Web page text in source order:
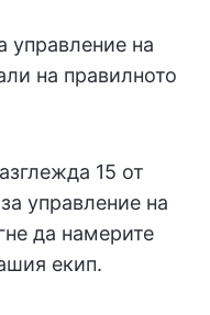
управление на
на правилното
15 от
управление на
да намерите
екип.